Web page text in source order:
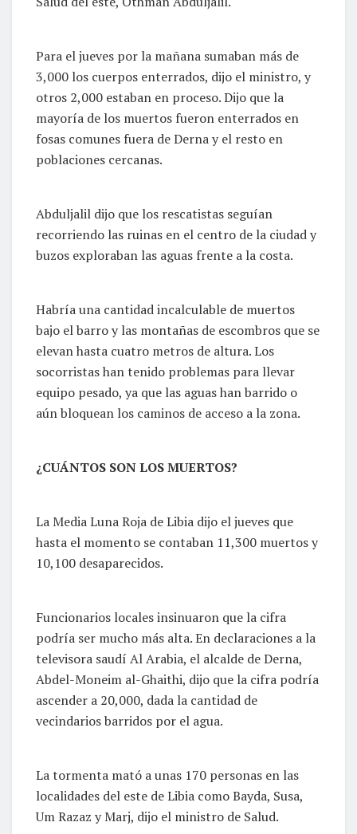
Para el jueves por la mañana sumaban más de
3,000 los cuerpos enterrados, dijo el ministro, y
otros 2,000 estaban en proceso. Dijo que la
mayoría de los muertos fueron enterrados en
fosas comunes fuera de Derna y el resto en
poblaciones cercanas.
Abduljalil dijo que los rescatistas seguían
recorriendo las ruinas en el centro de la ciudad y
buzos exploraban las aguas frente a la costa.
Habría una cantidad incalculable de muertos
bajo el barro y las montañas de escombros que se
elevan hasta cuatro metros de altura. Los
socorristas han tenido problemas para llevar
equipo pesado, ya que las aguas han barrido o
aún bloquean los caminos de acceso a la zona.
¿CUÁNTOS SON LOS MUERTOS?
La Media Luna Roja de Libia dijo el jueves que
hasta el momento se contaban 11,300 muertos y
10,100 desaparecidos.
Funcionarios locales insinuaron que la cifra
podría ser mucho más alta. En declaraciones a la
televisora saudí Al Arabia, el alcalde de Derna,
Abdel-Moneim al-Ghaithi, dijo que la cifra podría
ascender a 20,000, dada la cantidad de
vecindarios barridos por el agua.
La tormenta mató a unas 170 personas en las
localidades del este de Libia como Bayda, Susa,
Um Razaz y Marj, dijo el ministro de Salud.